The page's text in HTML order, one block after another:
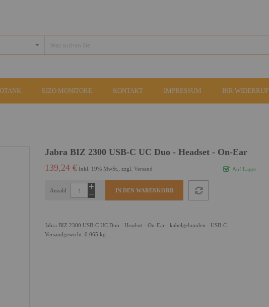
EIZO MONITORE KONTAKT IMPRESSUM IHR WIDERRUF
Jabra BIZ 2300 USB-C UC Duo - Headset - On-Ear
Auf Lager
139,24 € Inkl. 19% MwSt., zzgl. Versand
Anzahl IN DEN WARENKORB
Jabra BIZ 2300 USB-C UC Duo - Headset - On-Ear - kabelgebunden - USB-C
Versandgewicht: 0.065 kg